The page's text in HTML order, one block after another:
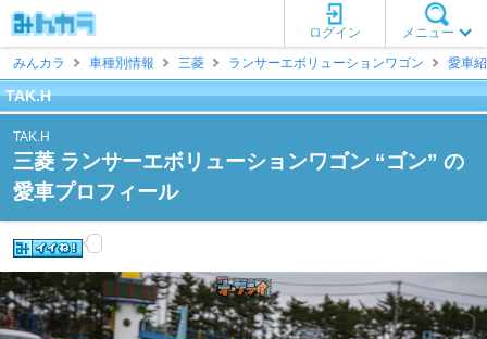
メニュー
ログイン
みんカラ
車種別情報 三菱 ランサーエボリューションワゴン 愛車
TAK.H
TAK.H
三菱 ランサーエボリューションワゴン “ゴン” の
愛車プロフィール